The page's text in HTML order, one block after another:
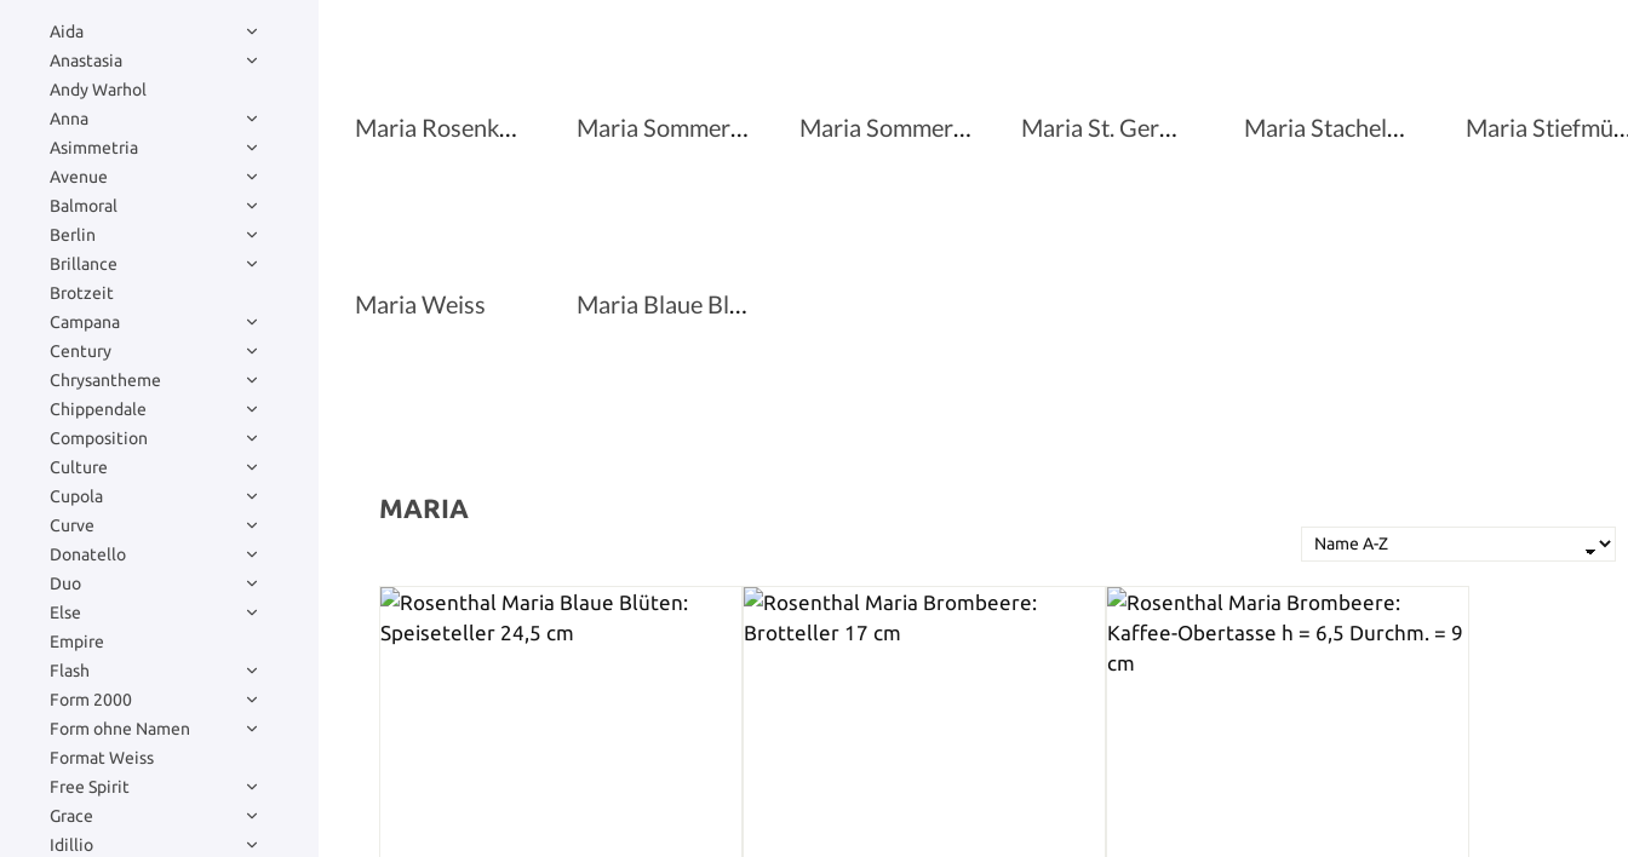
Aida
Anastasia
Andy Warhol
Anna
Asimmetria
Avenue
Balmoral
Berlin
Brillance
Brotzeit
Campana
Century
Chrysantheme
Chippendale
Composition
Culture
Cupola
Curve
Donatello
Duo
Else
Empire
Flash
Form 2000
Form ohne Namen
Format Weiss
Free Spirit
Grace
Idillio
Maria Rosenkante Blau Maria Sommerstrauß Maria Sommerstrauss / Meissner Blume Maria St. Germain Maria Stachelbeere Maria
Maria Weiss Maria Blaue Blüten
MARIA